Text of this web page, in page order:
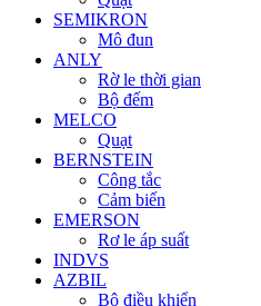
SEMIKRON
Mô đun
ANLY
Rờ le thời gian
Bộ đếm
MELCO
Quạt
BERNSTEIN
Công tắc
Cảm biến
EMERSON
Rơ le áp suất
INDVS
AZBIL
Bộ điều khiển